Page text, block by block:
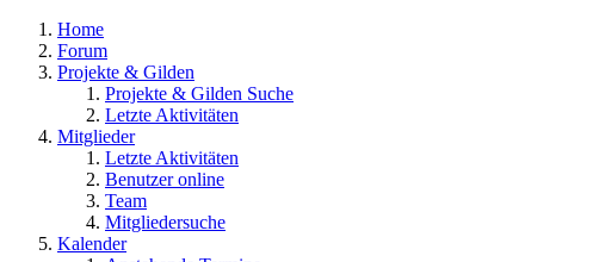
Home
Forum
Projekte & Gilden
Projekte & Gilden Suche
Letzte Aktivitäten
Mitglieder
Letzte Aktivitäten
Benutzer online
Team
Mitgliedersuche
Kalender